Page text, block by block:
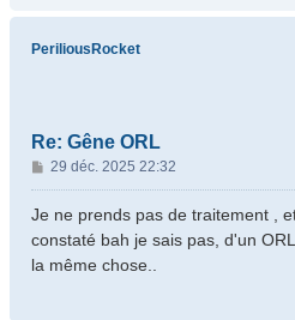
PeriliousRocket
Re: Gêne ORL
M
e
s
g
29 déc. 2025 22:32
Je ne prends pas de traitement ,
constaté bah je sais pas, d'un
la même chose..